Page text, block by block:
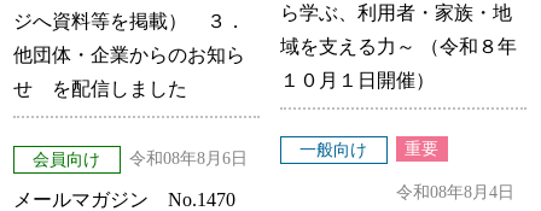
ジへ資料等を掲載） ３．
他団体・企業からのお知ら
せ を配信しました
会員向け 令和08年8月6日
メールマガジン No.1470
ら学ぶ、利用者・家族・地
域を支える力～ （令和８年
１０月１日開催）
一般向け 重要
令和08年8月4日